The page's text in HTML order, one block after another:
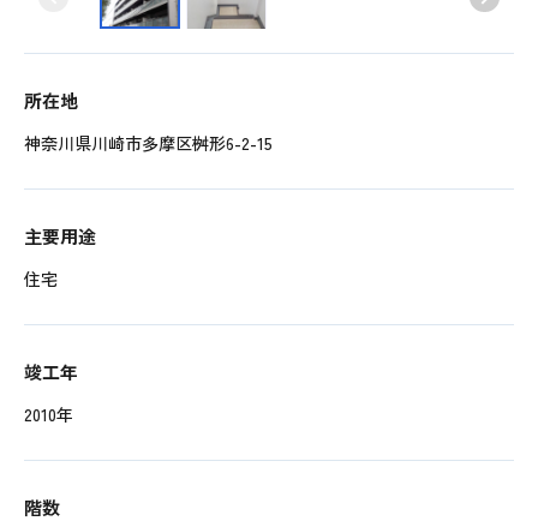
所在地
神奈川県川崎市多摩区桝形6-2-15
主要用途
住宅
竣工年
2010年
階数